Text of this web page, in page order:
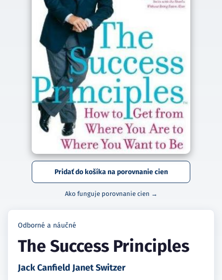
Pridať do košíka na porovnanie cien
Ako funguje porovnanie cien →
Odborné a náučné
The Success Principles
Jack Canfield Janet Switzer